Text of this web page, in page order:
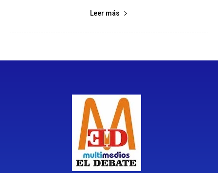
Leer más